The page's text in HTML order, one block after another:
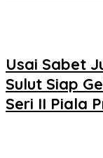
Usai Sabet
Sulut Siap
Seri II Piala